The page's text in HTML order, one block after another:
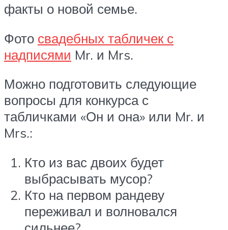
факты о новой семье.
Фото свадебных табличек с
надписями Mr. и Mrs.
Можно подготовить следующие
вопросы для конкурса с
табличками «Он и она» или Mr. и
Mrs.:
Кто из вас двоих будет
выбрасывать мусор?
Кто на первом рандеву
переживал и волновался